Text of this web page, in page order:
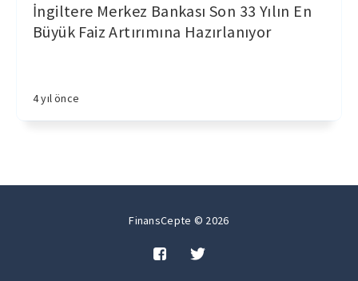
İngiltere Merkez Bankası Son 33 Yılın En
Büyük Faiz Artırımına Hazırlanıyor
4 yıl önce
FinansCepte © 2026